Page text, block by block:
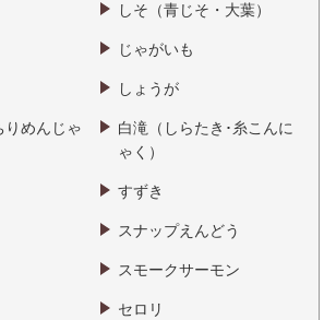
しそ（青じそ・大葉）
じゃがいも
しょうが
りめんじゃ
白滝（しらたき･糸こんに
ゃく）
すずき
スナップえんどう
スモークサーモン
セロリ